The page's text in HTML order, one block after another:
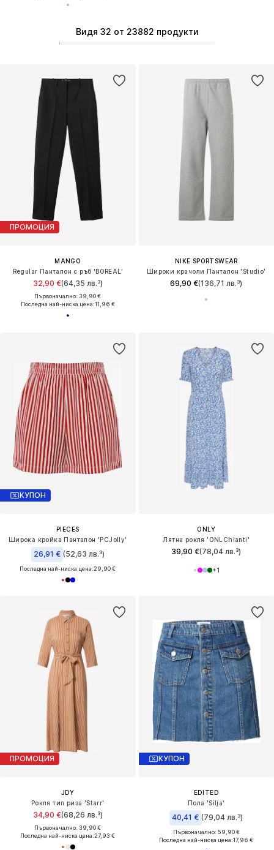
Видя 32 от 23882 продукти
ПРОМОЦИЯ
MANGO
Regular Панталон с ръб 'BOREAL'
32,90 €(64,35 лв.³)
Първоначално: 39,90 €
Последна най-ниска цена:11,96 €
NIKE SPORTSWEAR
Широки крачоли Панталон 'Studio'
69,90 €(136,71 лв.³)
КУПОН
PIECES
Широка кройка Панталон 'PCJolly'
26,91 € (52,63 лв.³)
Последна най-ниска цена:29,90 €
ONLY
Лятна рокля 'ONLChianti'
39,90 €(78,04 лв.³)
+1
ПРОМОЦИЯ
JDY
Рокля тип риза 'Starr'
34,90 €(68,26 лв.³)
Първоначално: 39,90 €
Последна най-ниска цена:27,93 €
КУПОН
EDITED
Пола 'Silja'
40,41 € (79,04 лв.³)
Първоначално: 59,90 €
Последна най-ниска цена:17,96 €